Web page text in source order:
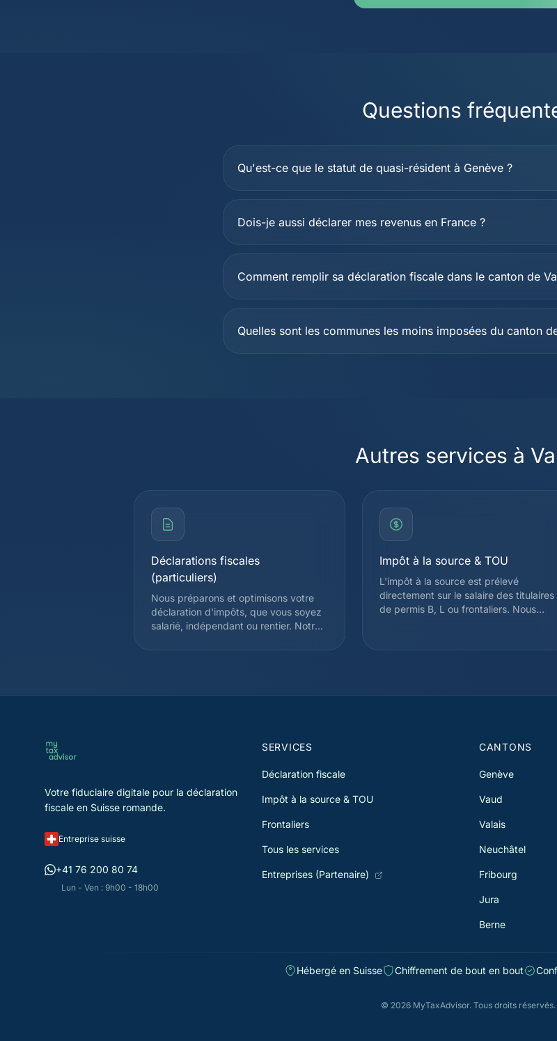
Questions
Qu'est-ce que le statut de quasi-résident à Genève ?
Dois-je aussi déclarer mes revenus en France ?
Comment remplir sa déclaration fiscale dans le canton de
Quelles sont les communes les moins imposées du canton
Autres services à
Déclarations fiscales
(particuliers)
Nous préparons et optimisons votre
déclaration d'impôts, que vous soyez
salarié, indépendant ou rentier. Notre
déductions admises par
votre charge fiscale. Chaque
Impôt à la source & TOU
L'impôt à la source est prélevé
directement sur le salaire des titulaires
de permis B, L ou frontaliers. Nous
Ultérieure (TOU) lorsque celle-ci est
Votre fiduciaire digitale pour la déclaration
fiscale en Suisse romande.
Entreprise suisse
+41 76 200 80 74
Lun - Ven : 9h00 - 18h00
SERVICES
Déclaration fiscale
Impôt à la source & TOU
Frontaliers
Tous les services
Entreprises (Partenaire)
CANTONS
Genève
Vaud
Valais
Neuchâtel
Fribourg
Jura
Berne
Hébergé en Suisse Chiffrement de bout en bout
© 2026 MyTaxAdvisor. Tous droits réservés.